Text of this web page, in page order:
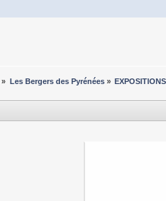
» Les Bergers des Pyrénées» EXPOSITIONS